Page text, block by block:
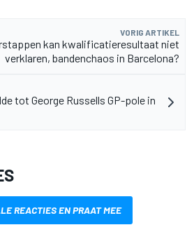
VORIG ARTIKEL
kan kwalificatieresultaat niet
verklaren, bandenchaos in Barcelona?
tot George Russells GP-pole in
REACTIES EN PRAAT MEE